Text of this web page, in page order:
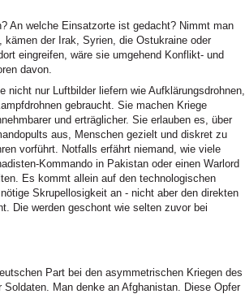
An welche Einsatzorte ist gedacht? Nimmt man
kämen der Irak, Syrien, die Ostukraine oder
eingreifen, wäre sie umgehend Konflikt- und
davon.
nicht nur Luftbilder liefern wie Aufklärungsdrohnen,
gebraucht. Sie machen Kriege
und erträglicher. Sie erlauben es, über
aus, Menschen gezielt und diskret zu
vorführt. Notfalls erfährt niemand, wie viele
Kommando in Pakistan oder einen Warlord
Es kommt allein auf den technologischen
Skrupellosigkeit an - nicht aber den direkten
Die werden geschont wie selten zuvor bei
Part bei den asymmetrischen Kriegen des
Man denke an Afghanistan. Diese Opfer